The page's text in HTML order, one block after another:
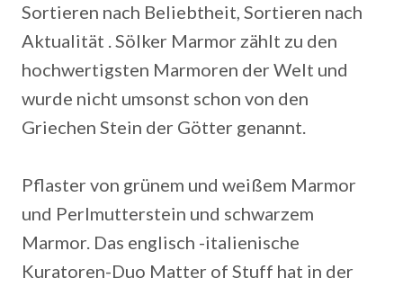
Sortieren nach Beliebtheit, Sortieren nach
Aktualität . Sölker Marmor zählt zu den
hochwertigsten Marmoren der Welt und
wurde nicht umsonst schon von den
Griechen Stein der Götter genannt.
Pflaster von grünem und weißem Marmor
und Perlmutterstein und schwarzem
Marmor. Das englisch -italienische
Kuratoren-Duo Matter of Stuff hat in der